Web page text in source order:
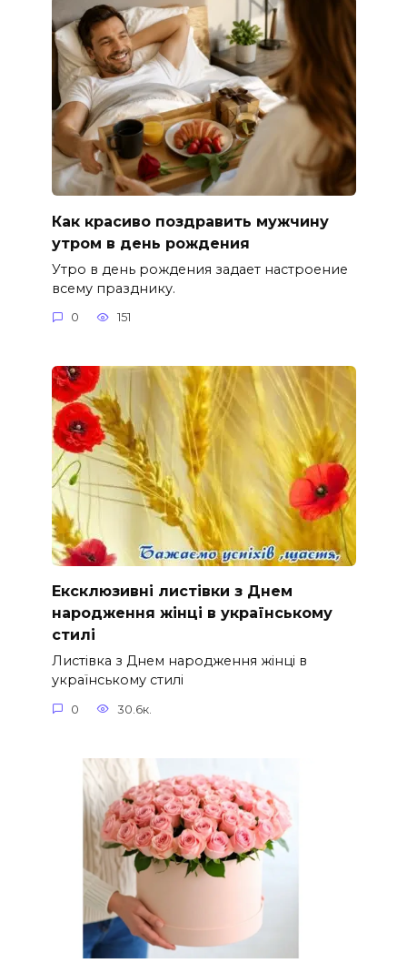
Как красиво поздравить мужчину
утром в день рождения
Утро в день рождения задает настроение
всему празднику.
0 151
Ексклюзивні листівки з Днем
народження жінці в українському
стилі
Листівка з Днем народження жінці в
українському стилі
0 30.6к.